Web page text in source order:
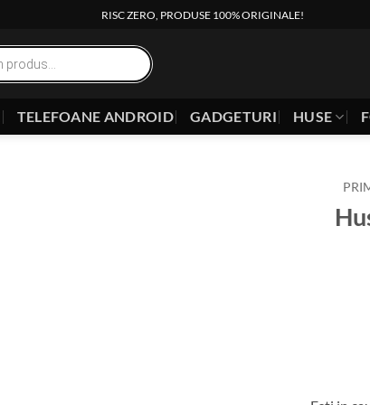
RISC ZERO, PRODUSE 100% ORIGINALE!
TELEFOANE ANDROID GADGETURI HUSE